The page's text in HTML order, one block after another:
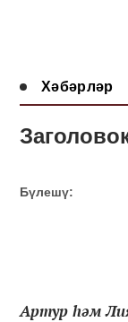
Хәбәрләр
Бүлешү:
Артур һәм